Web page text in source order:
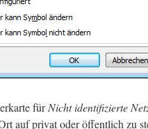
fürNicht identifizierte
auf privat oder öffentlich zu